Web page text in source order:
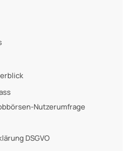
Nutzerumfrage
DSGVO